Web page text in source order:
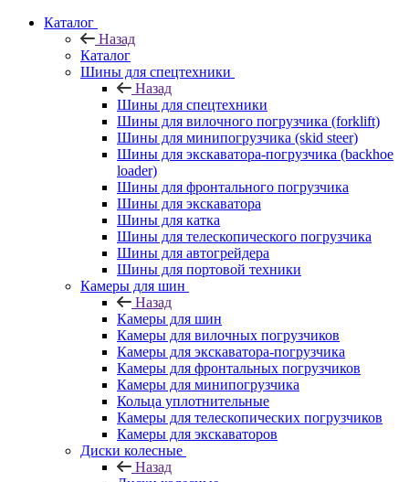
Каталог
Назад
Каталог
Шины для спецтехники
Назад
Шины для спецтехники
Шины для вилочного погрузчика (forklift)
Шины для минипогрузчика (skid steer)
Шины для экскаватора-погрузчика (backhoe
loader)
Шины для фронтального погрузчика
Шины для экскаватора
Шины для катка
Шины для телескопического погрузчика
Шины для автогрейдера
Шины для портовой техники
Камеры для шин
Назад
Камеры для шин
Камеры для вилочных погрузчиков
Камеры для экскаватора-погрузчика
Камеры для фронтальных погрузчиков
Камеры для минипогрузчика
Кольца уплотнительные
Камеры для телескопических погрузчиков
Камеры для экскаваторов
Диски колесные
Назад